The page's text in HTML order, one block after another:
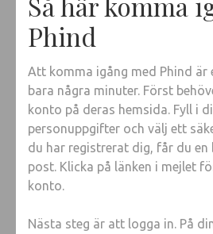
Phind
Att komma igång med Phind är
bara några minuter. Först
konto på deras hemsida. Fyll i
personuppgifter och välj ett
du har registrerat dig, får du en
post. Klicka på länken i mejlet
konto.
Nästa steg är att logga in. På